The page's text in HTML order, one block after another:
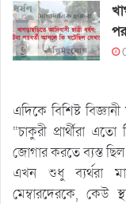
এদিকে বিশিষ্ট
“চাকুরী প্রার্থীরা
জোগার করতে ব্যস্ত
এখন শুধু ব্যর্থরা
মেম্বারদেরকে, কেউ